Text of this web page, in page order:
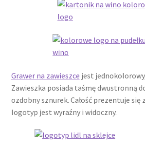
Shopping Tips
Shopping Tips
Terms of Use
Track Your Order
Twój koszyk
Grawer na zawieszce jest
Zawieszka posiada taśmę dwustronną
ozdobny sznurek. Całość prezentuje się
logotyp jest wyraźny i widoczny.